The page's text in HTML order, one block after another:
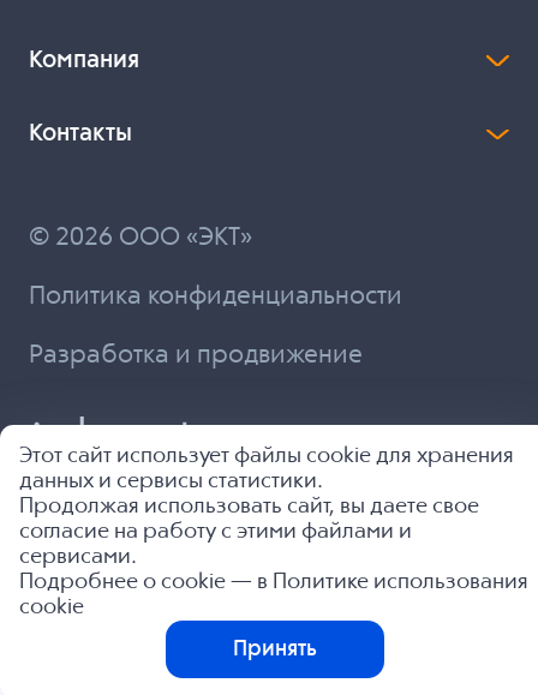
Компания
Контакты
© 2026 ООО «ЭКТ»
Политика конфиденциальности
Разработка и продвижение
Этот сайт использует файлы cookie для хранения
данных и сервисы статистики.
Продолжая использовать сайт, вы даете свое
согласие на работу с этими файлами и
сервисами.
Подробнее о cookie — в
Политике использования
cookie
Принять